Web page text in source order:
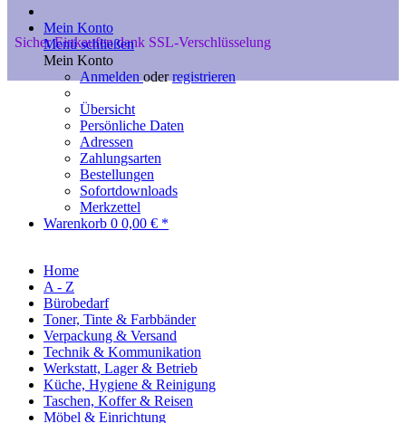
Sicher Einkaufen dank SSL-Verschlüsselung
Mein Konto
Menü schließen
Mein Konto
Anmelden oderregistrieren
Übersicht
Persönliche Daten
Adressen
Zahlungsarten
Bestellungen
Sofortdownloads
Merkzettel
Warenkorb 0 0,00 € *
Home
A - Z
Bürobedarf
Toner, Tinte & Farbbänder
Verpackung & Versand
Technik & Kommunikation
Werkstatt, Lager & Betrieb
Küche, Hygiene & Reinigung
Taschen, Koffer & Reisen
Möbel & Einrichtung